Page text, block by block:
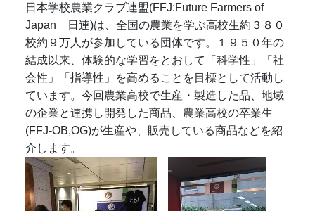
日本学校農業クラブ連盟(FFJ:Future Farmers of
Japan 日連)は、全国の農業を学ぶ高校生約３８０
校約９万人が参加している団体です。１９５０年の
結成以来、体験的な学習をとおして「科学性」「社
会性」「指導性」を高めることを目標として活動し
ています。今回農業高校で生産・製造した品、地域
の企業と連携し開発した商品、農業高校の卒業生
(FFJ-OB,OG)が生産や、販売している商品などを紹
介します。